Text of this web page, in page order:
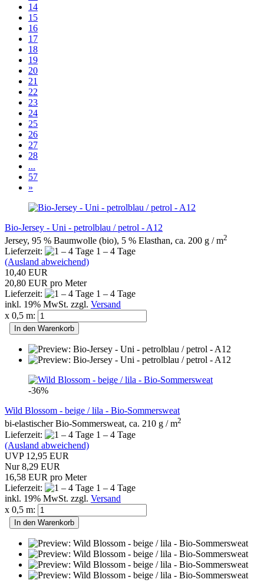
14
15
16
17
18
19
20
21
22
23
24
25
26
27
28
...
57
»
Bio-Jersey - Uni - petrolblau / petrol - A12
Jersey, 95 % Baumwolle (bio), 5 % Elasthan, ca. 200 g / m2
Lieferzeit:
1 – 4 Tage
(Ausland abweichend)
10,40 EUR
20,80 EUR pro Meter
Lieferzeit:
1 – 4 Tage
inkl. 19% MwSt. zzgl. Versand
x 0,5 m:
In den Warenkorb
-36%
Wild Blossom - beige / lila - Bio-Sommersweat
bi-elastischer Bio-Sommersweat, ca. 210 g / m2
Lieferzeit:
1 – 4 Tage
(Ausland abweichend)
UVP 12,95 EUR
Nur 8,29 EUR
16,58 EUR pro Meter
Lieferzeit:
1 – 4 Tage
inkl. 19% MwSt. zzgl. Versand
x 0,5 m:
In den Warenkorb